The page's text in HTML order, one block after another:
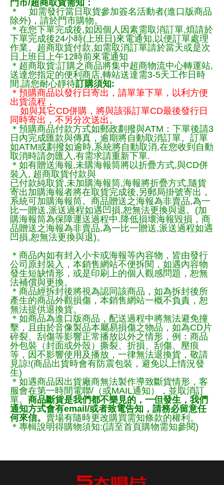
門市/超商取貨需知：
＊ 如需發行當日取貨參加簽名活動者(進口版商品
除外)，請於門市購物。
＊在您下單完成後,如因個人因素需取消訂單,煩請於
下單完成後24小時(上班日)來電通知,以便訂單處理
作業。超商取貨付款,如需取消訂單請於當天或是次
日上班日上午12時前來電通知
＊超商取貨:訂購之商品將集中超商物流中心轉運站,
送達您指定的便利商店,轉站送達需3-5天工作日時
間,請您耐心靜待訂購須知:
＊預購商品以發行日寄出，請單筆下單，以利方便
出貨流程，
如與其它CD併購，將與該張訂單CD最後發行日
同時寄出，不另分次送出。
＊預購商品付款方式如郵政劃撥與ATM：下單後請3
日內完成匯款與傳真，逾期將自動取消訂單。訂單
如ATM或劃撥如逾時,系統將自動取消,在您收到自動
取消時請勿匯入,有需求請重新下單.
＊如有贈送海報,未購海報筒將以折疊方式,與CD併
裝入, 超商取貨付款與
已付款純取貨,未加購海報筒,海報將折疊方式,隨貨
寄出加購海報者將在取貨完成後,另郵局掛號寄出，
系統可加購海報筒。商品贈送之海報為非賣品,為一
比一贈送,派送過程如遇凹損,恕無法更換與退。(加
購海報筒為保障運送過程中.降低損壞海報毀損，商
品贈送之海報為非賣品,為一比一贈送,派送過程如遇
凹損,恕無法更換與退)。
＊商品內如有封入小卡或海報等內容物，皆由發行
公司原封裝入，本銷售網站不便拆閱，如遇內容物
發生短缺情形，或是印刷上的個人觀感問題，恕無
法補償與更換。
＊商品經拆封後將視為認同該商品，如為拆封後所
產生的商品外觀損傷，本銷售網站一概不負責，恕
無法提供退換貨。
＊如商品為進口版商品，配送過程中將無法避免撞
擊，且由於音像製品本屬易損傷之物品，如為CD片
碎裂、刮傷等影響正常播放以外之情形，例：商品
外包裝（封面或外殼）撕裂、折損、刮傷、壓痕
等，因不影響使用及播放，一律無法退換貨，敬請
見諒!(商品出貨時會有防震包裝，避免以上情況發
生)
＊如遇商品因出貨廠商無法製作導致斷貨情形，客
服會在第一時間電聯/（或MAIL通知），並取消訂
單。 商品斷貨是我們都不樂見的，一但發生，我們
通知方式會有email/或者致電告知，請務必留意任
何來信。 賣場有隨時更改購買需知條款的權利。
＊專輯說明得購物須知:(請至首頁購物需知參閱)